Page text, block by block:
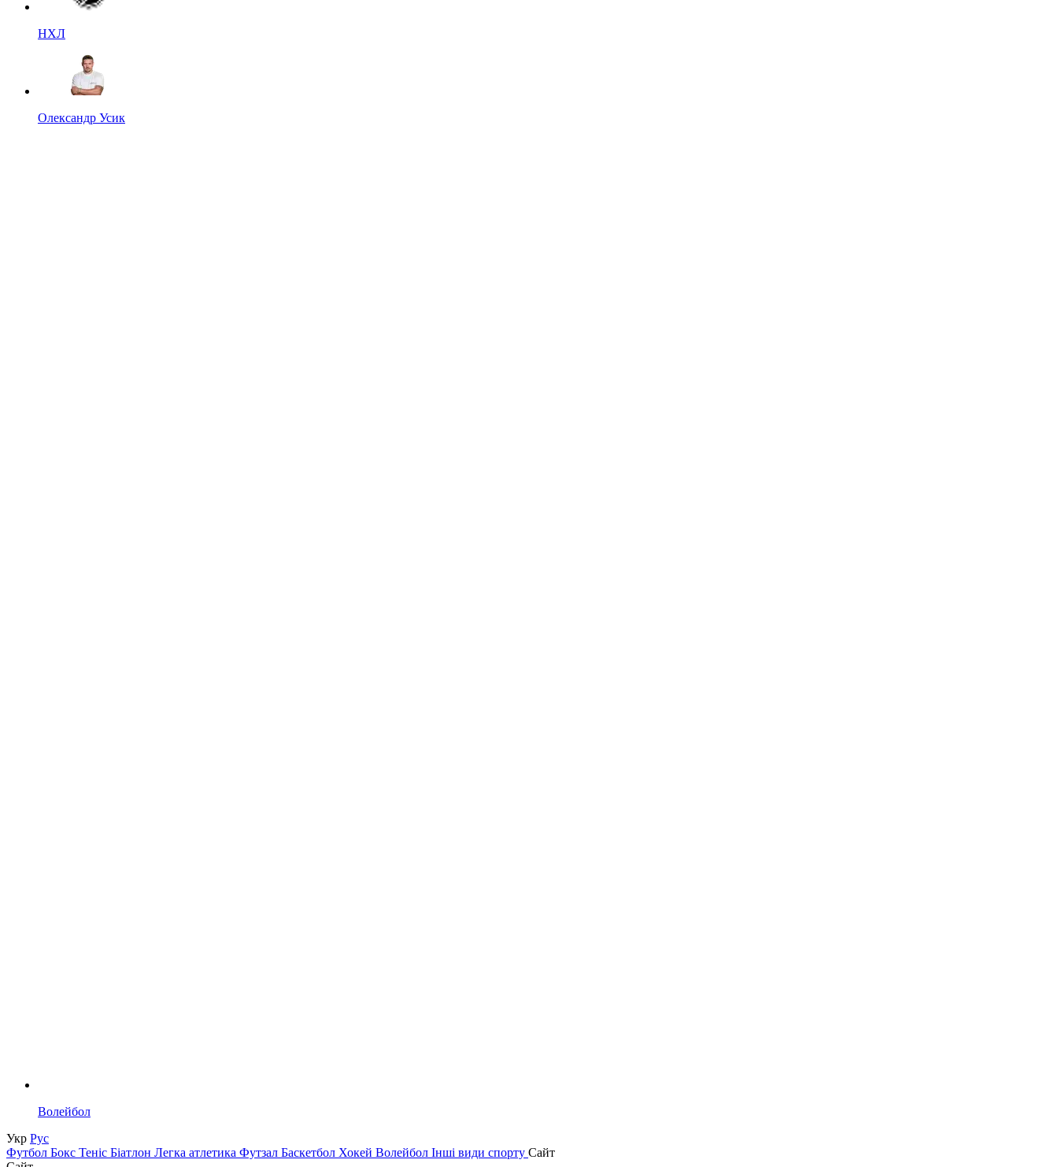
НХЛ
Олександр Усик
Волейбол
Укр Рус
Футбол Бокс Теніс Біатлон Легка атлетика Футзал Баскетбол Хокей Волейбол Інші види спорту Сайт